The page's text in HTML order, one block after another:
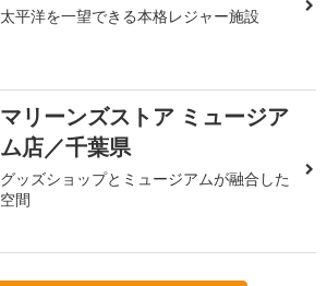
太平洋を一望できる本格レジャー施設
マリーンズストア ミュージア
ム店／千葉県
グッズショップとミュージアムが融合した
空間